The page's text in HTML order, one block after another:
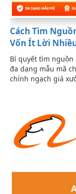
Cách Tìm
Vốn Ít Lời
Bí quyết tìm nguồn
đa dạng mẫu mã
chính ngạch giá